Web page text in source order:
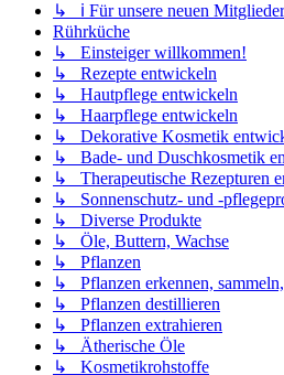
↳ ℹ️ Für unsere neuen Mitglieder
Rührküche
↳ Einsteiger willkommen!
↳ Rezepte entwickeln
↳ Hautpflege entwickeln
↳ Haarpflege entwickeln
↳ Dekorative Kosmetik
↳ Bade- und Duschkosmetik
↳ Therapeutische Rezepturen
↳ Sonnenschutz- und -
↳ Diverse Produkte
↳ Öle, Buttern, Wachse
↳ Pflanzen
↳ Pflanzen erkennen,
↳ Pflanzen destillieren
↳ Pflanzen extrahieren
↳ Ätherische Öle
↳ Kosmetikrohstoffe